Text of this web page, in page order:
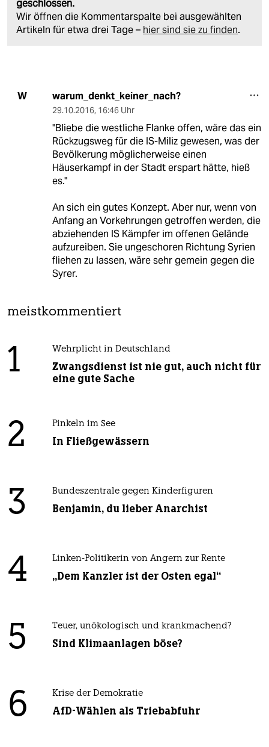
geschlossen.
Wir öffnen die Kommentarspalte bei ausgewählten
Artikeln für etwa drei Tage – hier sind sie zu finden.
W warum_denkt_keiner_nach?
29.10.2016, 16:46 Uhr
"Bliebe die westliche Flanke offen, wäre das ein
Rückzugsweg für die IS-Miliz gewesen, was der
Bevölkerung möglicherweise einen
Häuserkampf in der Stadt erspart hätte, hieß
es."
An sich ein gutes Konzept. Aber nur, wenn von
Anfang an Vorkehrungen getroffen werden, die
abziehenden IS Kämpfer im offenen Gelände
aufzureiben. Sie ungeschoren Richtung Syrien
fliehen zu lassen, wäre sehr gemein gegen die
Syrer.
meistkommentiert
1 Wehrplicht in Deutschland
Zwangsdienst ist nie gut, auch nicht für
eine gute Sache
2 Pinkeln im See
In Fließgewässern
3 Bundeszentrale gegen Kinderfiguren
Benjamin, du lieber Anarchist
4 Linken-Politikerin von Angern zur Rente
„Dem Kanzler ist der Osten egal“
5 Teuer, unökologisch und krankmachend?
Sind Klimaanlagen böse?
6 Krise der Demokratie
AfD-Wählen als Triebabfuhr